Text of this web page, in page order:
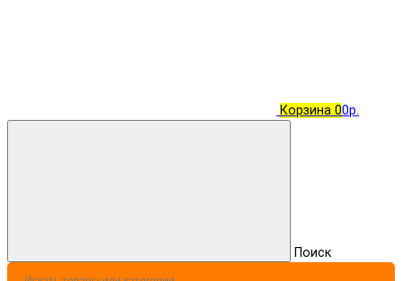
Корзина 00р.
Поиск